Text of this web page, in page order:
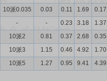
10派0.035 0.03 0.11 1.69 0.17
- - 0.23 3.18 1.37
10派2 0.81 0.37 2.68 0.35
10派3 1.15 0.46 4.92 1.70
10派5 1.27 0.95 9.41 4.39